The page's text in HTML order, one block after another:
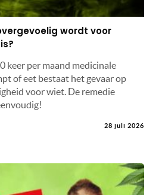
wordt voor
keer per maand medicinale
of eet bestaat het gevaar op
voor wiet. De remedie
28 juli 2026